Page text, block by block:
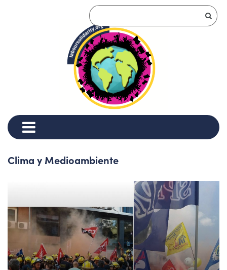
Clima y Medioambiente